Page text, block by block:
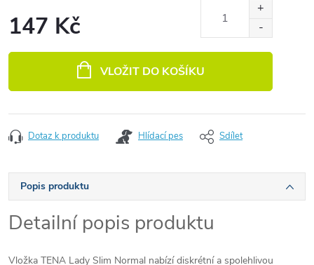
147 Kč
VLOŽIT DO KOŠÍKU
Dotaz k produktu Hlídací pes Sdílet
Popis produktu
Detailní popis produktu
Vložka TENA Lady Slim Normal nabízí diskrétní a spolehlivou